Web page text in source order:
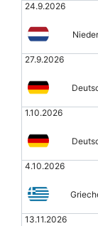
24.9.2026
27.9.2026
1.10.2026
4.10.2026
13.11.2026